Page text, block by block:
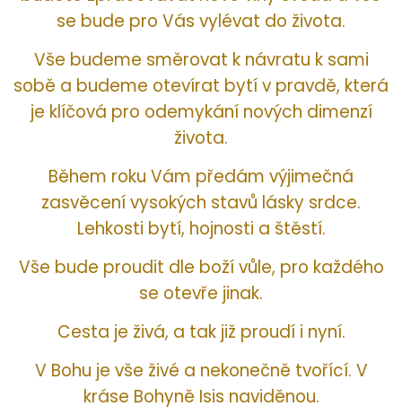
se bude pro Vás vylévat do života.
Vše budeme směrovat k návratu k sami
sobě a budeme otevírat bytí v pravdě, která
je klíčová pro odemykání nových dimenzí
života.
Během roku Vám předám výjimečná
zasvěcení vysokých stavů lásky srdce.
Lehkosti bytí, hojnosti a štěstí.
Vše bude proudit dle boží vůle, pro každého
se otevře jinak.
Cesta je živá, a tak již proudí i nyní.
V Bohu je vše živé a nekonečně tvořící. V
kráse Bohyně Isis naviděnou.